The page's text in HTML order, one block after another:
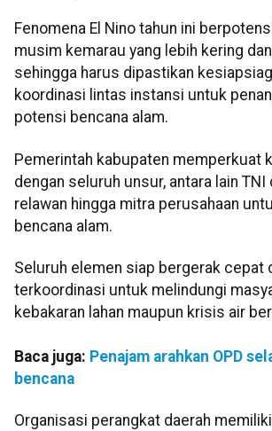
Fenomena El Nino tahun ini
musim kemarau yang lebih kering
sehingga harus dipastikan
koordinasi lintas instansi untuk
potensi bencana alam.
Pemerintah kabupaten memperkuat
dengan seluruh unsur, antara lain TNI
relawan hingga mitra perusahaan
bencana alam.
Seluruh elemen siap bergerak cepat
terkoordinasi untuk melindungi
kebakaran lahan maupun krisis air
Baca juga: Penajam arahkan OPD
bencana
Organisasi perangkat daerah